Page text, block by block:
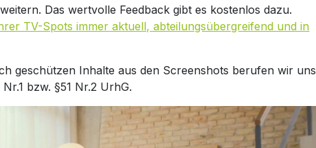
Das wertvolle Feedback gibt es kostenlos dazu.
TV-Spots immer aktuell, abteilungsübergreifend und in
geschützen Inhalte aus den Screenshots berufen wir uns
bzw. §51 Nr.2 UrhG.